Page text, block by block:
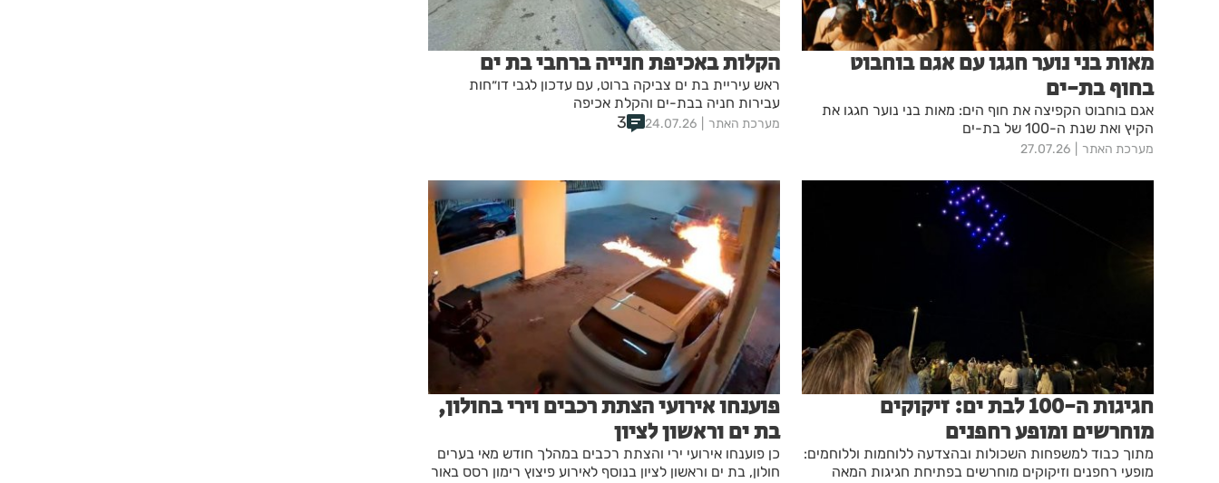
מאות בני נוער חגגו עם אגם בוחבוט
בחוף בת-ים
אגם בוחבוט הקפיצה את חוף הים: מאות בני נוער חגגו את
הקיץ ואת שנת ה-100 של בת-ים
מערכת האתר 27.07.26
הקלות באכיפת חנייה ברחבי בת ים
ראש עיריית בת ים צביקה ברוט, עם עדכון לגבי דו״חות
עבירות חניה בבת-ים והקלת אכיפה
מערכת האתר 24.07.26
3
חגיגות ה-100 לבת ים: זיקוקים
מוחרשים ומופע רחפנים
מתוך כבוד למשפחות השכולות ובהצדעה ללוחמות וללוחמים:
מופעי רחפנים וזיקוקים מוחרשים בפתיחת חגיגות המאה
פוענחו אירועי הצתת רכבים וירי בחולון,
בת ים וראשון לציון
כן פוענחו אירועי ירי והצתת רכבים במהלך חודש מאי בערים
חולון, בת ים וראשון לציון בנוסף לאירוע פיצוץ רימון רסס באור